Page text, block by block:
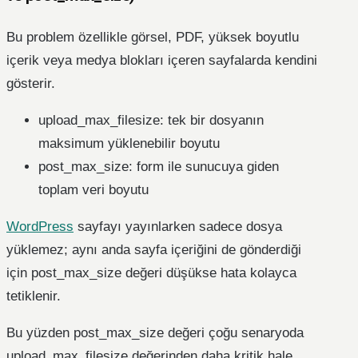
Bu problem özellikle görsel, PDF, yüksek boyutlu
içerik veya medya blokları içeren sayfalarda kendini
gösterir.
upload_max_filesize: tek bir dosyanın
maksimum yüklenebilir boyutu
post_max_size: form ile sunucuya giden
toplam veri boyutu
WordPress sayfayı yayınlarken sadece dosya
yüklemez; aynı anda sayfa içeriğini de gönderdiği
için post_max_size değeri düşükse hata kolayca
tetiklenir.
Bu yüzden post_max_size değeri çoğu senaryoda